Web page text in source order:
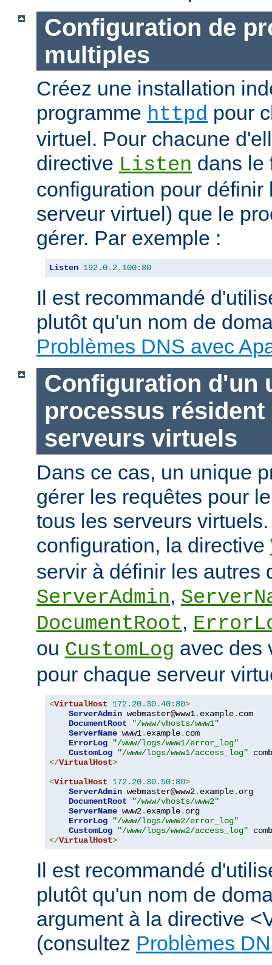
Configuration de
multiples
Créez une installation
programme httpd pour
virtuel. Pour chacune
directive Listen dans le
configuration pour définir
serveur virtuel) que le
gérer. Par exemple :
Listen 192.0. 2.100: 80
Il est recommandé
plutôt qu'un nom de
Problèmes DNS avec
Configuration d'un
processus résident
serveurs virtuels
Dans ce cas, un unique
gérer les requêtes pour
tous les serveurs
configuration, la directive
servir à définir les autres
ServerAdmin,
DocumentRoot,
ou CustomLog avec des
pour chaque serveur
<VirtualHost 172.20. 30.40: 80>
ServerAdmin webmaster@www1. example. com
DocumentRoot
"/www/vhosts/www1"
ServerName www1. example. com
ErrorLog
"/www/logs/www1/error_log"
CustomLog
"/www/logs/www1/access_log"
</VirtualHost>
<VirtualHost 172.20. 30.50: 80>
ServerAdmin webmaster@www2. example. org
DocumentRoot
"/www/vhosts/www2"
ServerName www2. example. org
ErrorLog
"/www/logs/www2/error_log"
CustomLog
"/www/logs/www2/access_log"
</VirtualHost>
Il est recommandé
plutôt qu'un nom de
argument à la directive
(consultez Problèmes